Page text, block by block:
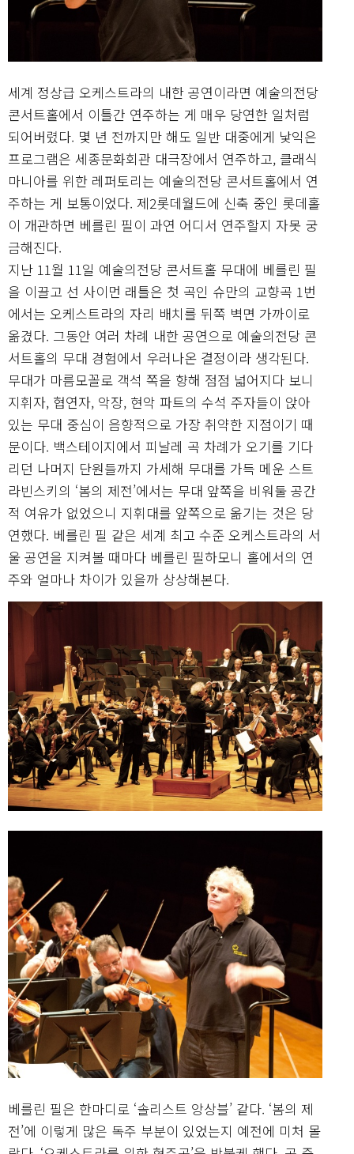
세계 정상급 오케스트라의 내한 공연이라면 예술의전당
콘서트홀에서 이틀간 연주하는 게 매우 당연한 일처럼
되어버렸다. 몇 년 전까지만 해도 일반 대중에게 낯익은
프로그램은 세종문화회관 대극장에서 연주하고, 클래식
마니아를 위한 레퍼토리는 예술의전당 콘서트홀에서 연
주하는 게 보통이었다. 제2롯데월드에 신축 중인 롯데홀
이 개관하면 베를린 필이 과연 어디서 연주할지 자못 궁
금해진다.
지난 11월 11일 예술의전당 콘서트홀 무대에 베를린 필
을 이끌고 선 사이먼 래틀은 첫 곡인 슈만의 교향곡 1번
에서는 오케스트라의 자리 배치를 뒤쪽 벽면 가까이로
옮겼다. 그동안 여러 차례 내한 공연으로 예술의전당 콘
서트홀의 무대 경험에서 우러나온 결정이라 생각된다.
무대가 마름모꼴로 객석 쪽을 향해 점점 넓어지다 보니
지휘자, 협연자, 악장, 현악 파트의 수석 주자들이 앉아
있는 무대 중심이 음향적으로 가장 취약한 지점이기 때
문이다. 백스테이지에서 피날레 곡 차례가 오기를 기다
리던 나머지 단원들까지 가세해 무대를 가득 메운 스트
라빈스키의 ‘봄의 제전’에서는 무대 앞쪽을 비워둘 공간
적 여유가 없었으니 지휘대를 앞쪽으로 옮기는 것은 당
연했다. 베를린 필 같은 세계 최고 수준 오케스트라의 서
울 공연을 지켜볼 때마다 베를린 필하모니 홀에서의 연
주와 얼마나 차이가 있을까 상상해본다.
베를린 필은 한마디로 ‘솔리스트 앙상블’ 같다. ‘봄의 제
전’에 이렇게 많은 독주 부분이 있었는지 예전에 미처 몰